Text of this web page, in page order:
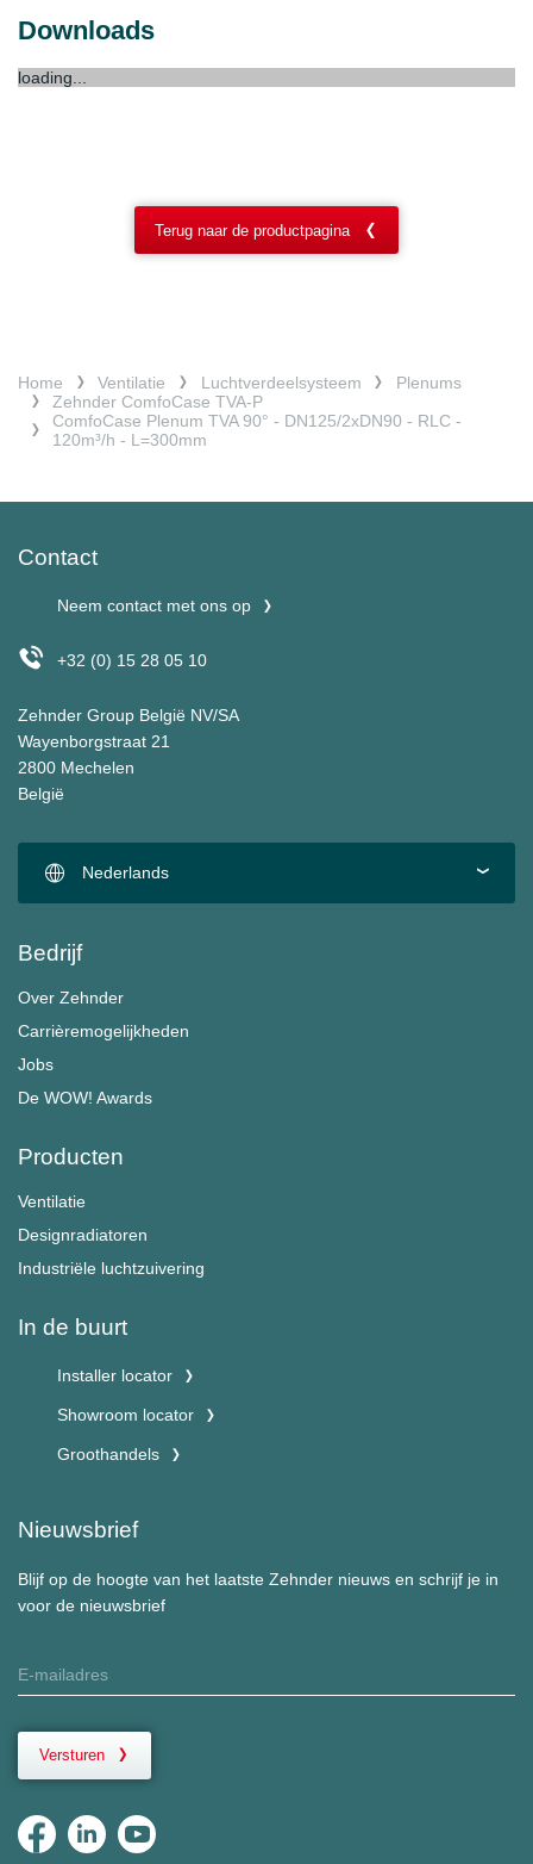
Downloads
loading...
Terug naar de productpagina
Home Ventilatie Luchtverdeelsysteem
Plenums
Zehnder ComfoCase TVA-P
ComfoCase Plenum TVA 90° - DN125/2xDN90 - RLC -
120m³/h - L=300mm
Contact
Neem contact met ons op
+32 (0) 15 28 05 10
Zehnder Group België NV/SA
Wayenborgstraat 21
2800 Mechelen
België
Nederlands
Bedrijf
Over Zehnder
Carrièremogelijkheden
Jobs
De WOW! Awards
Producten
Ventilatie
Designradiatoren
Industriële luchtzuivering
In de buurt
Installer locator
Showroom locator
Groothandels
Nieuwsbrief
Blijf op de hoogte van het laatste Zehnder nieuws en schrijf je in
voor de nieuwsbrief
Versturen